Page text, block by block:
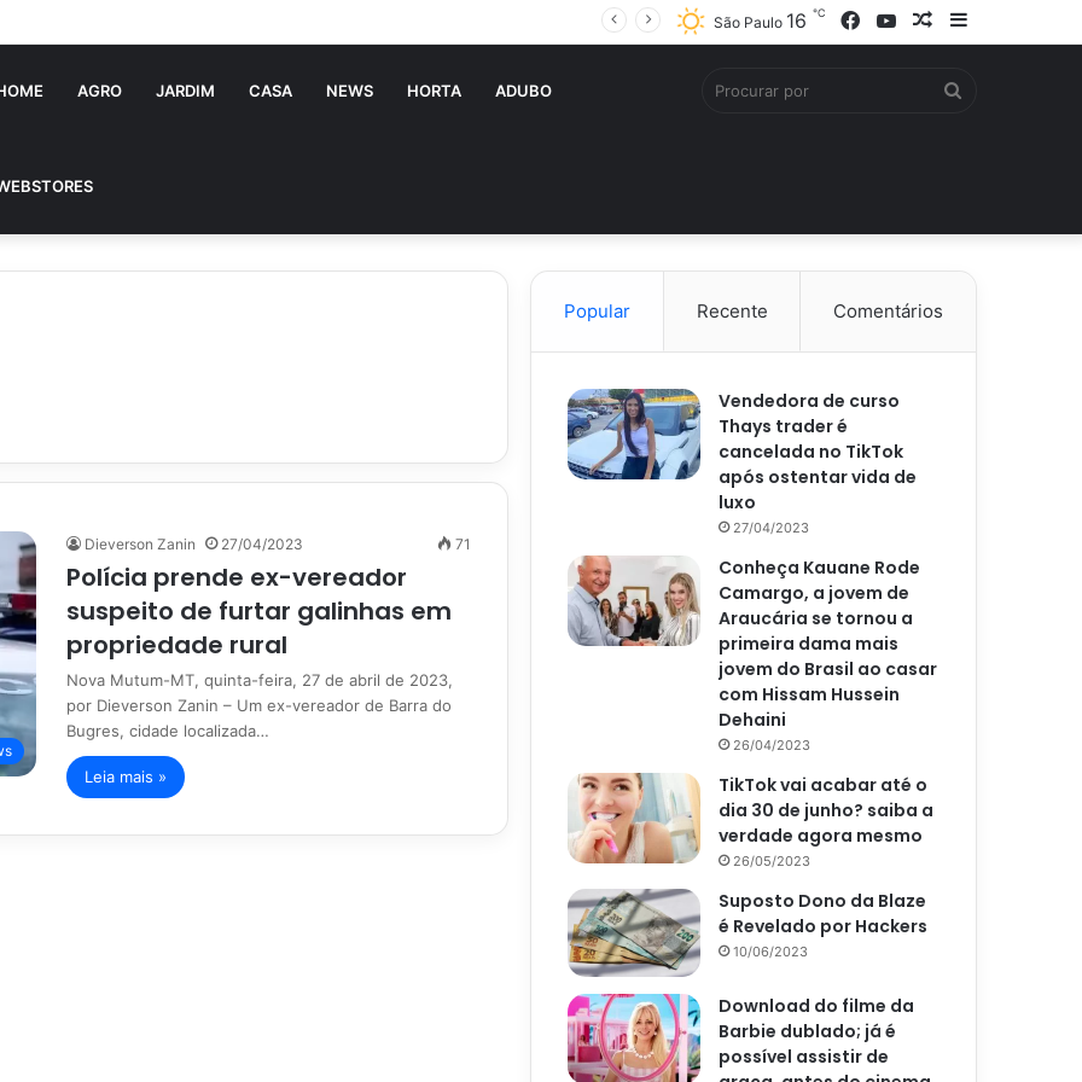
Barra
Artigo
YouTube
Facebook
São Paulo 16 ℃
AGRO JARDIM CASA NEWS HORTA ADUBO
Dieverson Zanin 27/04/2023 71
Polícia prende ex-vereador
suspeito de furtar galinhas em
propriedade rural
Nova Mutum-MT, quinta-feira, 27 de abril de 2023,
por Dieverson Zanin – Um ex-vereador de Barra do
Bugres, cidade localizada…
Leia mais »
Popular Recente Comentários
Vendedora de curso
Thays trader é
cancelada no TikTok
após ostentar vida de
luxo
27/04/2023
Conheça Kauane Rode
Camargo, a jovem de
Araucária se tornou a
primeira dama mais
jovem do Brasil ao casar
com Hissam Hussein
Dehaini
26/04/2023
TikTok vai acabar até o
dia 30 de junho? saiba a
verdade agora mesmo
26/05/2023
Suposto Dono da Blaze
é Revelado por Hackers
10/06/2023
Download do filme da
Barbie dublado; já é
possível assistir de